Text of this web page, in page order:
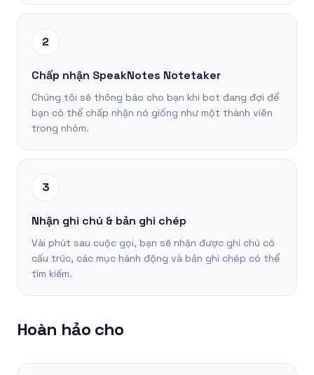
2
Chấp nhận SpeakNotes Notetaker
Chúng tôi sẽ thông báo cho bạn khi bot đang đợi để
bạn có thể chấp nhận nó giống như một thành viên
trong nhóm.
3
Nhận ghi chú & bản ghi chép
Vài phút sau cuộc gọi, bạn sẽ nhận được ghi chú có
cấu trúc, các mục hành động và bản ghi chép có thể
tìm kiếm.
Hoàn hảo cho